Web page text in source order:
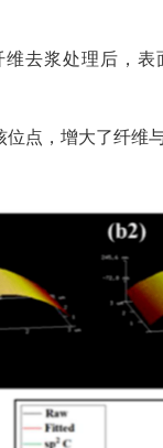
去浆处理后，表
点，增大了纤维